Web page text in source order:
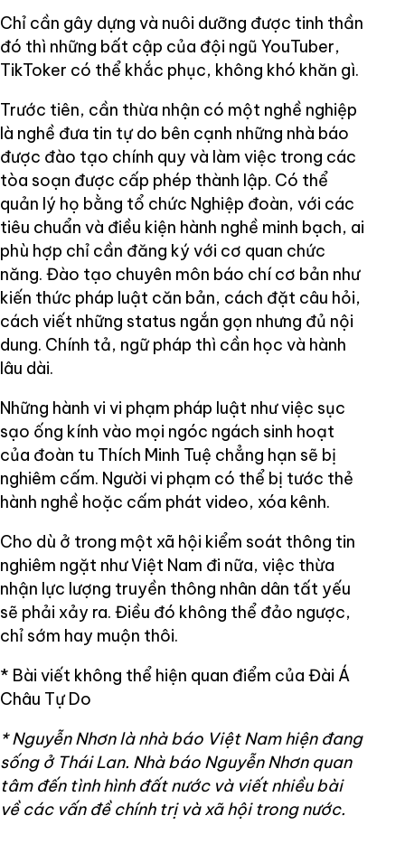
Chỉ cần gây dựng và nuôi dưỡng được tinh thần
đó thì những bất cập của đội ngũ YouTuber,
TikToker có thể khắc phục, không khó khăn gì.
Trước tiên, cần thừa nhận có một nghề nghiệp
là nghề đưa tin tự do bên cạnh những nhà báo
được đào tạo chính quy và làm việc trong các
tòa soạn được cấp phép thành lập. Có thể
quản lý họ bằng tổ chức Nghiệp đoàn, với các
tiêu chuẩn và điều kiện hành nghề minh bạch, ai
phù hợp chỉ cần đăng ký với cơ quan chức
năng. Đào tạo chuyên môn báo chí cơ bản như
kiến thức pháp luật căn bản, cách đặt câu hỏi,
cách viết những status ngắn gọn nhưng đủ nội
dung. Chính tả, ngữ pháp thì cần học và hành
lâu dài.
Những hành vi vi phạm pháp luật như việc sục
sạo ống kính vào mọi ngóc ngách sinh hoạt
của đoàn tu Thích Minh Tuệ chẳng hạn sẽ bị
nghiêm cấm. Người vi phạm có thể bị tước thẻ
hành nghề hoặc cấm phát video, xóa kênh.
Cho dù ở trong một xã hội kiểm soát thông tin
nghiêm ngặt như Việt Nam đi nữa, việc thừa
nhận lực lượng truyền thông nhân dân tất yếu
sẽ phải xảy ra. Điều đó không thể đảo ngược,
chỉ sớm hay muộn thôi.
* Bài viết không thể hiện quan điểm của Đài Á
Châu Tự Do
* Nguyễn Nhơn là nhà báo Việt Nam hiện đang
sống ở Thái Lan. Nhà báo Nguyễn Nhơn quan
tâm đến tình hình đất nước và viết nhiều bài
về các vấn đề chính trị và xã hội trong nước.